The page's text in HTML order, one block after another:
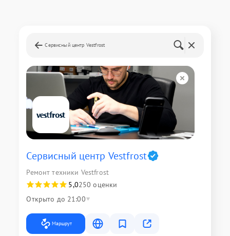
Сервисный центр Vestfrost
Сервисный центр Vestfrost
Ремонт техники Vestfrost
5,0250 оценки
Открыто до 21:00
Маршрут